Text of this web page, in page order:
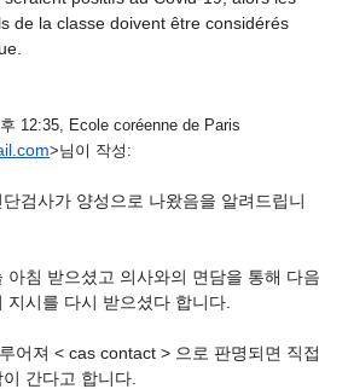
de la classe doivent être considérés
12:35, Ecole coréenne de Paris
>님이 작성:
검사가 양성으로 나왔음을 알려드립니
아침 받으셨고 의사와의 면담을 통해 다음
시를 다시 받으셨다 합니다.
어져 < cas contact > 으로 판명되면 직접
간다고 합니다.